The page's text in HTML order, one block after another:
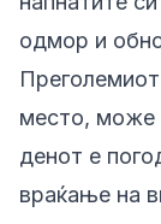
одмор и
место, може
денот е
враќање на